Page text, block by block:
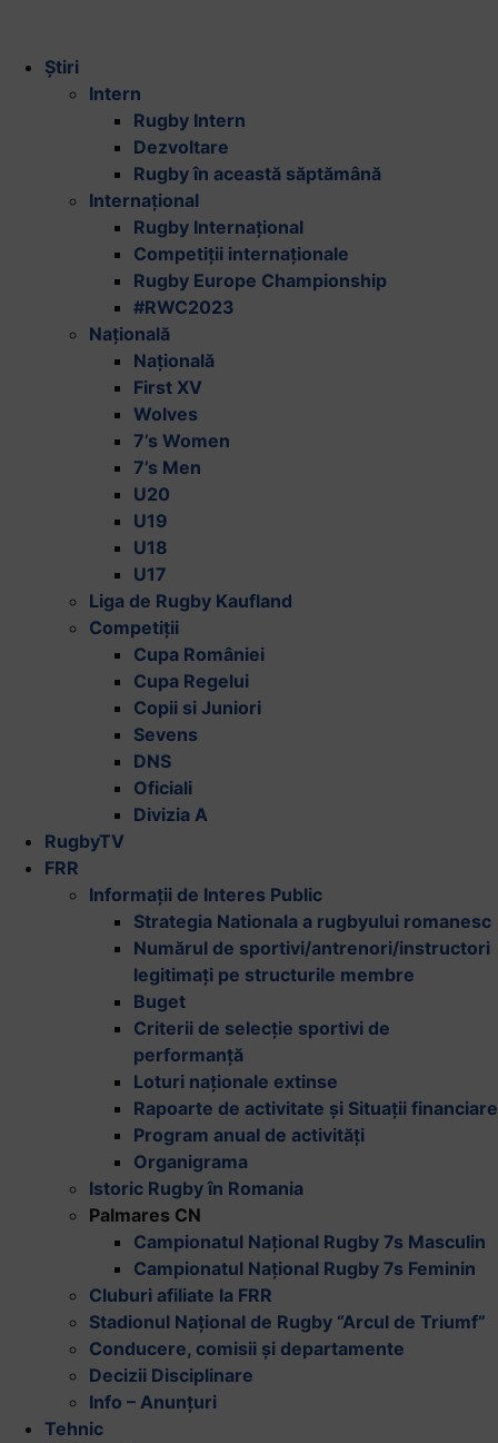
Știri
Intern
Rugby Intern
Dezvoltare
Rugby în această săptămână
Internațional
Rugby Internațional
Competiții internaționale
Rugby Europe Championship
#RWC2023
Națională
Națională
First XV
Wolves
7’s Women
7’s Men
U20
U19
U18
U17
Liga de Rugby Kaufland
Competiții
Cupa României
Cupa Regelui
Copii si Juniori
Sevens
DNS
Oficiali
Divizia A
RugbyTV
FRR
Informații de Interes Public
Strategia Nationala a rugbyului romanesc
Numărul de sportivi/antrenori/instructori
legitimați pe structurile membre
Buget
Criterii de selecție sportivi de
performanță
Loturi naționale extinse
Rapoarte de activitate și Situații financiare
Program anual de activități
Organigrama
Istoric Rugby în Romania
Palmares CN
Campionatul Național Rugby 7s Masculin
Campionatul Național Rugby 7s Feminin
Cluburi afiliate la FRR
Stadionul Național de Rugby “Arcul de Triumf”
Conducere, comisii și departamente
Decizii Disciplinare
Info – Anunțuri
Tehnic